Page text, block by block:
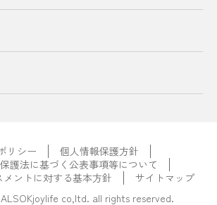
リシー
個人情報保護方針
護法に基づく公表事項等について
ントに対する基本方針
サイトマップ
co,ltd. all rights reserved.